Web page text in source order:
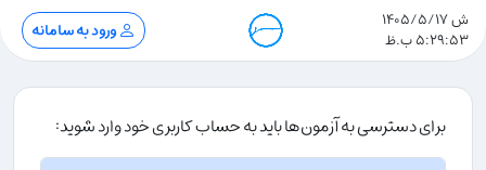
ش 1405/5/17
5:29:53 ب.ظ
ورود به سامانه
برای دسترسی به آزمون‌ها باید به حساب کاربری خود وارد شوید: